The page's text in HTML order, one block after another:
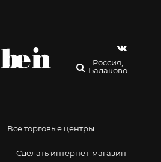
Россия,
Балаково
Все торговые центры
Сделать интернет-магазин